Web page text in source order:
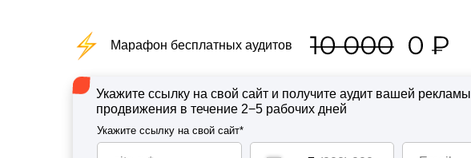
Укажите ссылку на свой сайт*
Укажите ссылку на свой сайт и получите аудит вашей рекламы
продвижения в течение 2−5 рабочих дней
Марафон бесплатных аудитов